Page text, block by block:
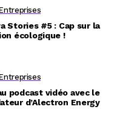
Stories #5 : Cap sur la
écologique !
podcast vidéo avec le
d’Alectron Energy